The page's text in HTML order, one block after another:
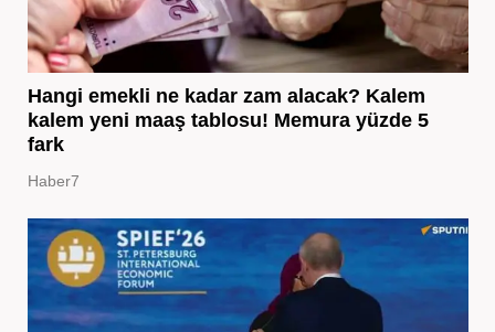
Hangi emekli ne kadar zam alacak? Kalem
kalem yeni maaş tablosu! Memura yüzde 5
fark
Haber7